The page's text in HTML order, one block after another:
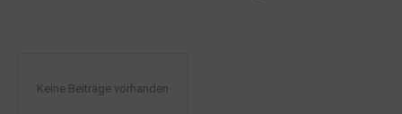
Keine Beiträge vorhanden